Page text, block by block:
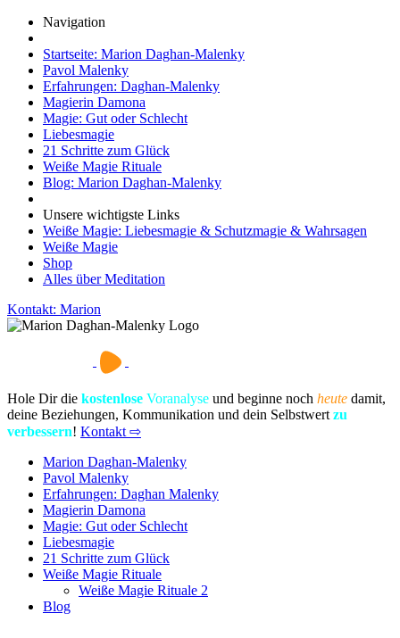
Navigation
Startseite: Marion Daghan-Malenky
Pavol Malenky
Erfahrungen: Daghan-Malenky
Magierin Damona
Magie: Gut oder Schlecht
Liebesmagie
21 Schritte zum Glück
Weiße Magie Rituale
Blog: Marion Daghan-Malenky
Unsere wichtigste Links
Weiße Magie: Liebesmagie & Schutzmagie & Wahrsagen
Weiße Magie
Shop
Alles über Meditation
Kontakt: Marion
Hole Dir die kostenlose Voranalyse und beginne noch heute damit,
deine Beziehungen, Kommunikation und dein Selbstwert zu
verbessern! Kontakt ⇨
Marion Daghan-Malenky
Pavol Malenky
Erfahrungen: Daghan Malenky
Magierin Damona
Magie: Gut oder Schlecht
Liebesmagie
21 Schritte zum Glück
Weiße Magie Rituale
Weiße Magie Rituale 2
Blog